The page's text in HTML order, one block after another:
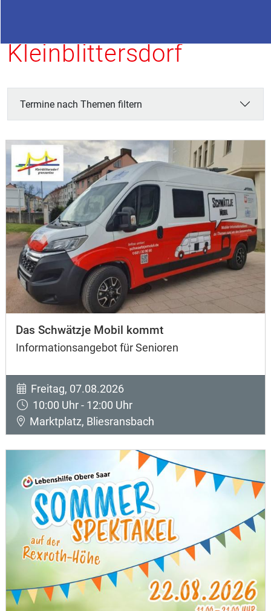
Kleinblittersdorf
Termine nach Themen filtern
Das Schwätzje Mobil kommt
Informationsangebot für Senioren
Freitag, 07.08.2026
10:00 Uhr - 12:00 Uhr
Marktplatz, Bliesransbach